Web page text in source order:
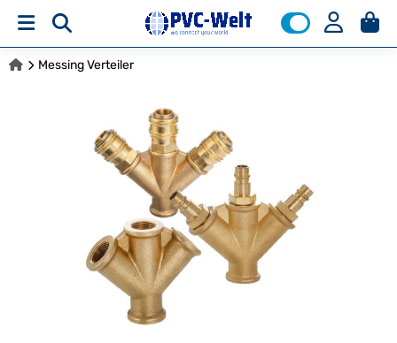
Messing Verteiler